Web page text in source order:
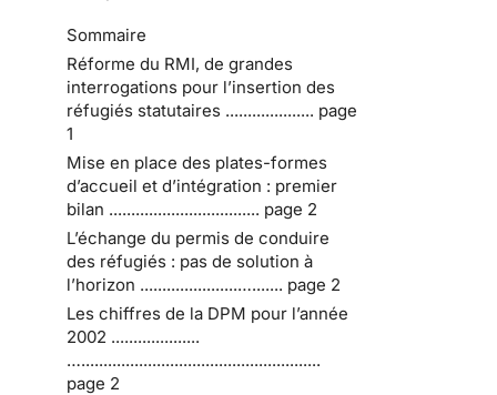
Sommaire
Réforme du RMI, de grandes
interrogations pour l’insertion des
réfugiés statutaires .................... page
1
Mise en place des plates-formes
d’accueil et d’intégration : premier
bilan .................................. page 2
L’échange du permis de conduire
des réfugiés : pas de solution à
l’horizon ......................…....... page 2
Les chiffres de la DPM pour l’année
2002 ....................
…......................................................
page 2